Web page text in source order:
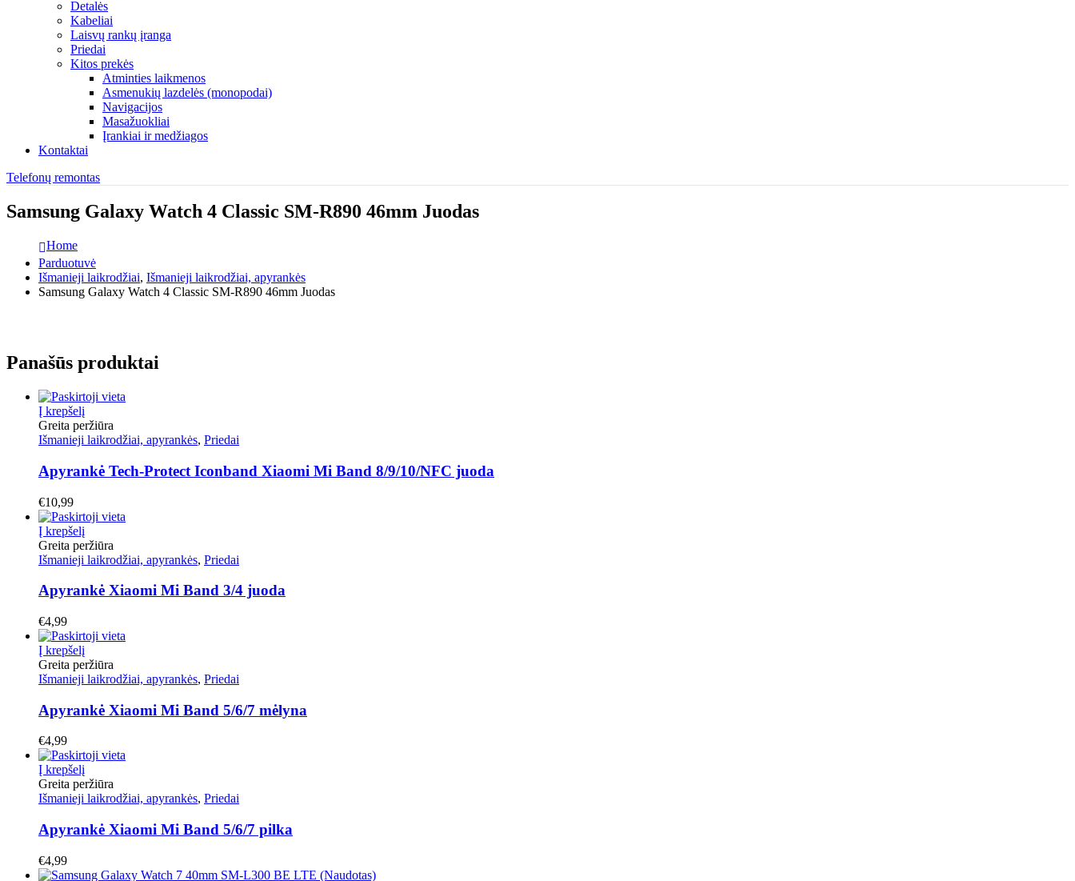
Detalės
Kabeliai
Laisvų rankų įranga
Priedai
Kitos prekės
Atminties laikmenos
Asmenukių lazdelės (monopodai)
Navigacijos
Masažuokliai
Įrankiai ir medžiagos
Kontaktai
Telefonų remontas
Samsung Galaxy Watch 4 Classic SM-R890 46mm Juodas
Home
Parduotuvė
Išmanieji laikrodžiai, Išmanieji laikrodžiai, apyrankės
Samsung Galaxy Watch 4 Classic SM-R890 46mm Juodas
Panašūs produktai
Į krepšelį
Greita peržiūra
Išmanieji laikrodžiai, apyrankės, Priedai
Apyrankė Tech-Protect Iconband Xiaomi Mi Band 8/9/10/NFC juoda
€10,99
Į krepšelį
Greita peržiūra
Išmanieji laikrodžiai, apyrankės, Priedai
Apyrankė Xiaomi Mi Band 3/4 juoda
€4,99
Į krepšelį
Greita peržiūra
Išmanieji laikrodžiai, apyrankės, Priedai
Apyrankė Xiaomi Mi Band 5/6/7 mėlyna
€4,99
Į krepšelį
Greita peržiūra
Išmanieji laikrodžiai, apyrankės, Priedai
Apyrankė Xiaomi Mi Band 5/6/7 pilka
€4,99